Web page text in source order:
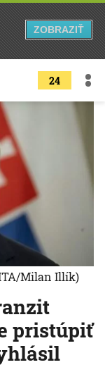
24
pristúpiť
Milan Illík)
ZOBRAZIŤ